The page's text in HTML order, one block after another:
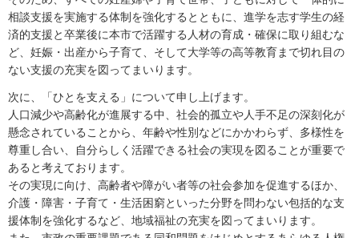
相談支援を実施する体制を強化するとともに、進学を志す学生の経
済的支援と卒業後に本市で活躍する人材の育成・確保に取り組むな
ど、妊娠・出産から子育て、そして大学等の高等教育まで切れ目の
ない支援の充実を図ってまいります。
次に、「ひとを支える」について申し上げます。
人口減少や高齢化が進展する中、社会的孤立や人手不足の深刻化が
懸念されていることから、年齢や性別などにかかわらず、多様性を
尊重し合い、自分らしく活躍できる社会の実現を図ることが重要で
あると考えております。
その実現に向け、高齢者や障がい者等の社会参加を促進するほか、
介護・障害・子育て・生活困窮といった分野を問わない包括的な支
援体制を強化するなど、地域福祉の充実を図ってまいります。